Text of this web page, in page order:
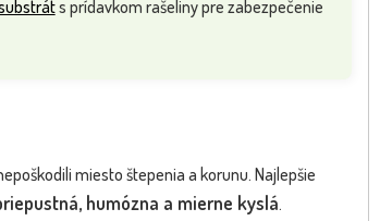
s prídavkom rašeliny pre zabezpečenie
miesto štepenia a korunu. Najlepšie
humózna a mierne kyslá.